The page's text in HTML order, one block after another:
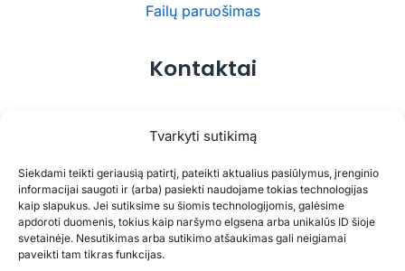
Tvarkyti sutikimą
Siekdami teikti geriausią patirtį, pateikti aktualius pasiūlymus, įrenginio
informacijai saugoti ir (arba) pasiekti naudojame tokias technologijas
kaip slapukus. Jei sutiksime su šiomis technologijomis, galėsime
apdoroti duomenis, tokius kaip naršymo elgsena arba unikalūs ID šioje
svetainėje. Nesutikimas arba sutikimo atšaukimas gali neigiamai
paveikti tam tikras funkcijas.
Failų paruošimas
Kontaktai
Pikulo g. 53, 48433 Kaunas
spaustuve@iprint.lt
+370 37 333 370